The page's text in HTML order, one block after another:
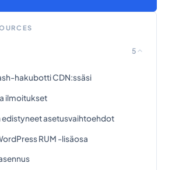
5
hakubotti CDN:ssäsi
ilmoitukset
edistyneet asetusvaihtoehdot
RUM -lisäosa